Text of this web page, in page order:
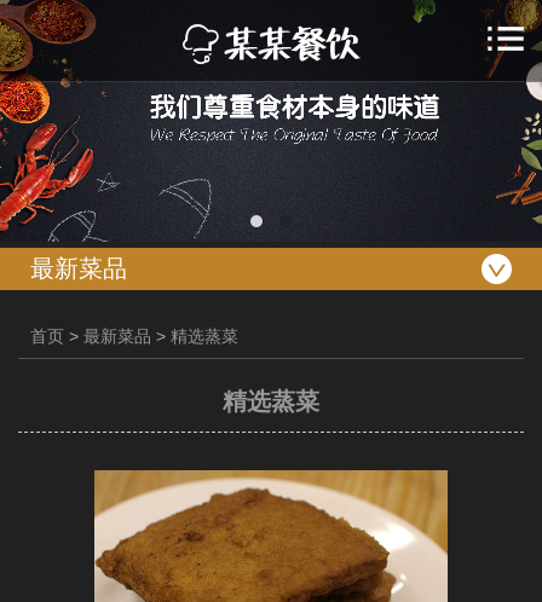
最新菜品
首页 > 最新菜品 > 精选蒸菜
精选蒸菜